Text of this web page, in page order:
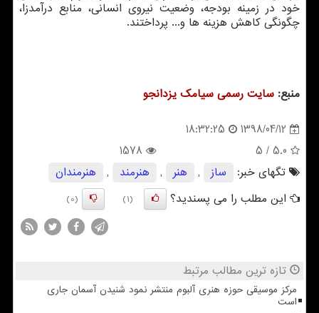
خود در زمینه بودجه، وضعیت نیروی انسانی، منابع درآمدزا،
چگونگی كاهش هزینه ها و... پرداختند.
منبع: سایت رسمی سیامك یزدانجو
1398/04/12
18:32:25
5.0
/ 5
1578
تگهای خبر:
ساز , هنر , هنرمند ,
هنرمندان
این مطلب را می پسندید؟
(1)
(0)
تازه ترین مطالب مرتبط
مرکز موسیقی حوزه هنری آلبوم منتشر نمود شنیدن آسمان جاری
است